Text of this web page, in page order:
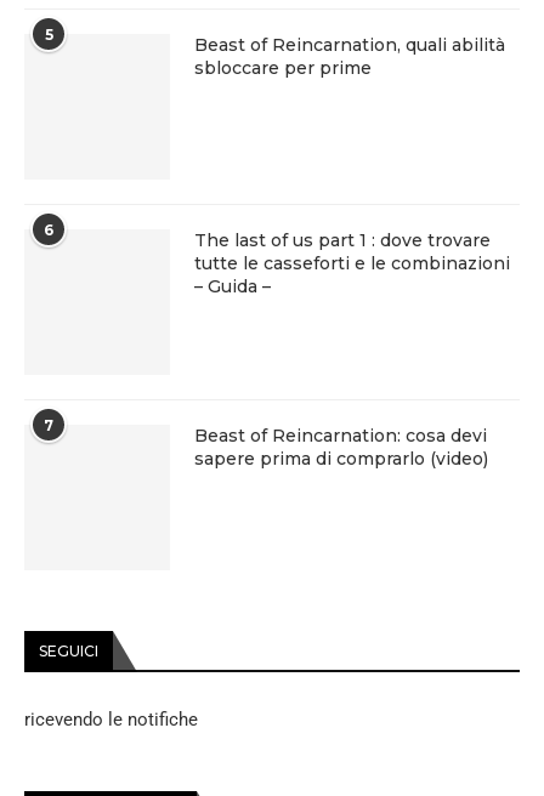
5
Beast of Reincarnation, quali abilità
sbloccare per prime
6
The last of us part 1 : dove trovare
tutte le casseforti e le combinazioni
– Guida –
7
Beast of Reincarnation: cosa devi
sapere prima di comprarlo (video)
SEGUICI
ricevendo le notifiche